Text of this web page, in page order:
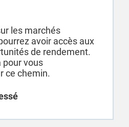
les marchés
avoir accès aux
de rendement.
pour vous
ce chemin.